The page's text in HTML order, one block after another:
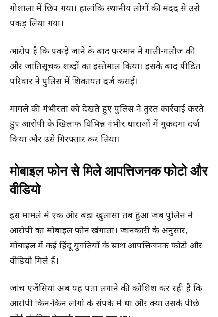
गोशाला में छिप गया। हालांकि स्थानीय लोगों की मदद से उसे
पकड़ लिया गया।
आरोप है कि पकड़े जाने के बाद फरमान ने गाली-गलौज की
और जातिसूचक शब्दों का इस्तेमाल किया। इसके बाद पीड़ित
परिवार ने पुलिस में शिकायत दर्ज कराई।
मामले की गंभीरता को देखते हुए पुलिस ने तुरंत कार्रवाई करते
हुए आरोपी के खिलाफ विभिन्न गंभीर धाराओं में मुकदमा दर्ज
किया और उसे गिरफ्तार कर लिया।
मोबाइल फोन से मिले आपत्तिजनक फोटो और
वीडियो
इस मामले में एक और बड़ा खुलासा तब हुआ जब पुलिस ने
आरोपी का मोबाइल फोन खंगाला। जानकारी के अनुसार,
मोबाइल में कई हिंदू युवतियों के साथ आपत्तिजनक फोटो और
वीडियो मिले हैं।
जांच एजेंसियां अब यह पता लगाने की कोशिश कर रही हैं कि
आरोपी किन-किन लोगों के संपर्क में था और क्या उसके पीछे